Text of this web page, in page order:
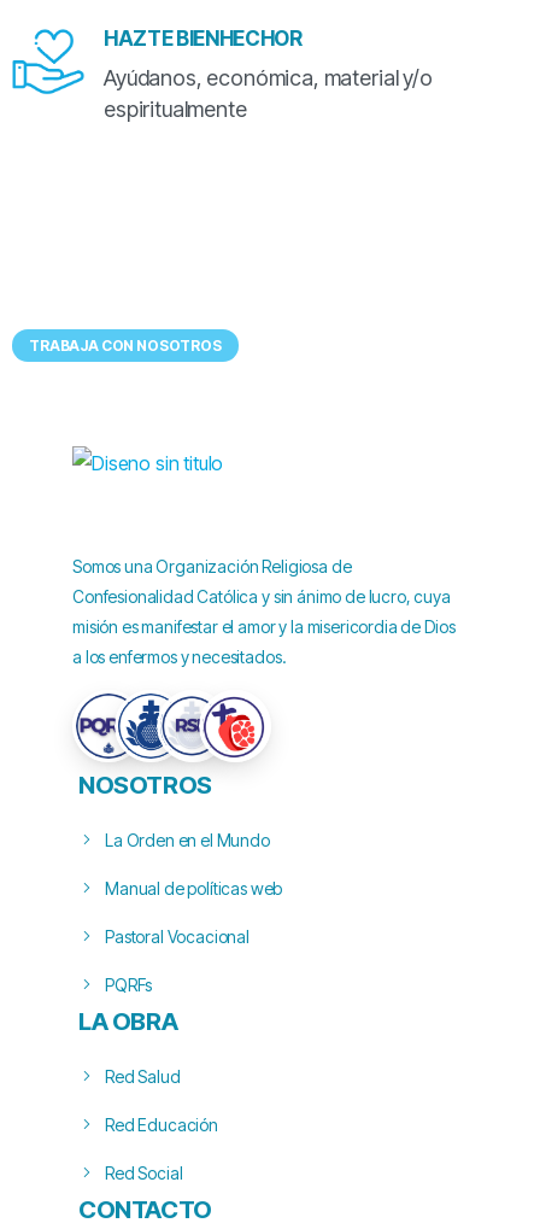
HAZTE BIENHECHOR
Ayúdanos, económica, material y/o
espiritualmente
TRABAJA CON NOSOTROS
Somos una Organización Religiosa de
Confesionalidad Católica y sin ánimo de lucro, cuya
misión es manifestar el amor y la misericordia de Dios
a los enfermos y necesitados.
NOSOTROS
La Orden en el Mundo
Manual de políticas web
Pastoral Vocacional
PQRFs
LA OBRA
Red Salud
Red Educación
Red Social
CONTACTO